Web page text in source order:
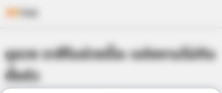
to
content
ดูดวง ราศีในช่วงนี้จะ แต่งงานไม่ทัน
ตั้งตัว